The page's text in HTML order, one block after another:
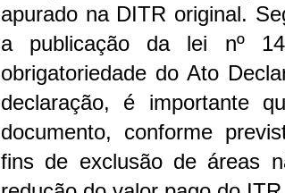
apurado na DITR original.
a publicação da lei nº
obrigatoriedade do Ato
declaração, é importante
documento, conforme
fins de exclusão de áreas